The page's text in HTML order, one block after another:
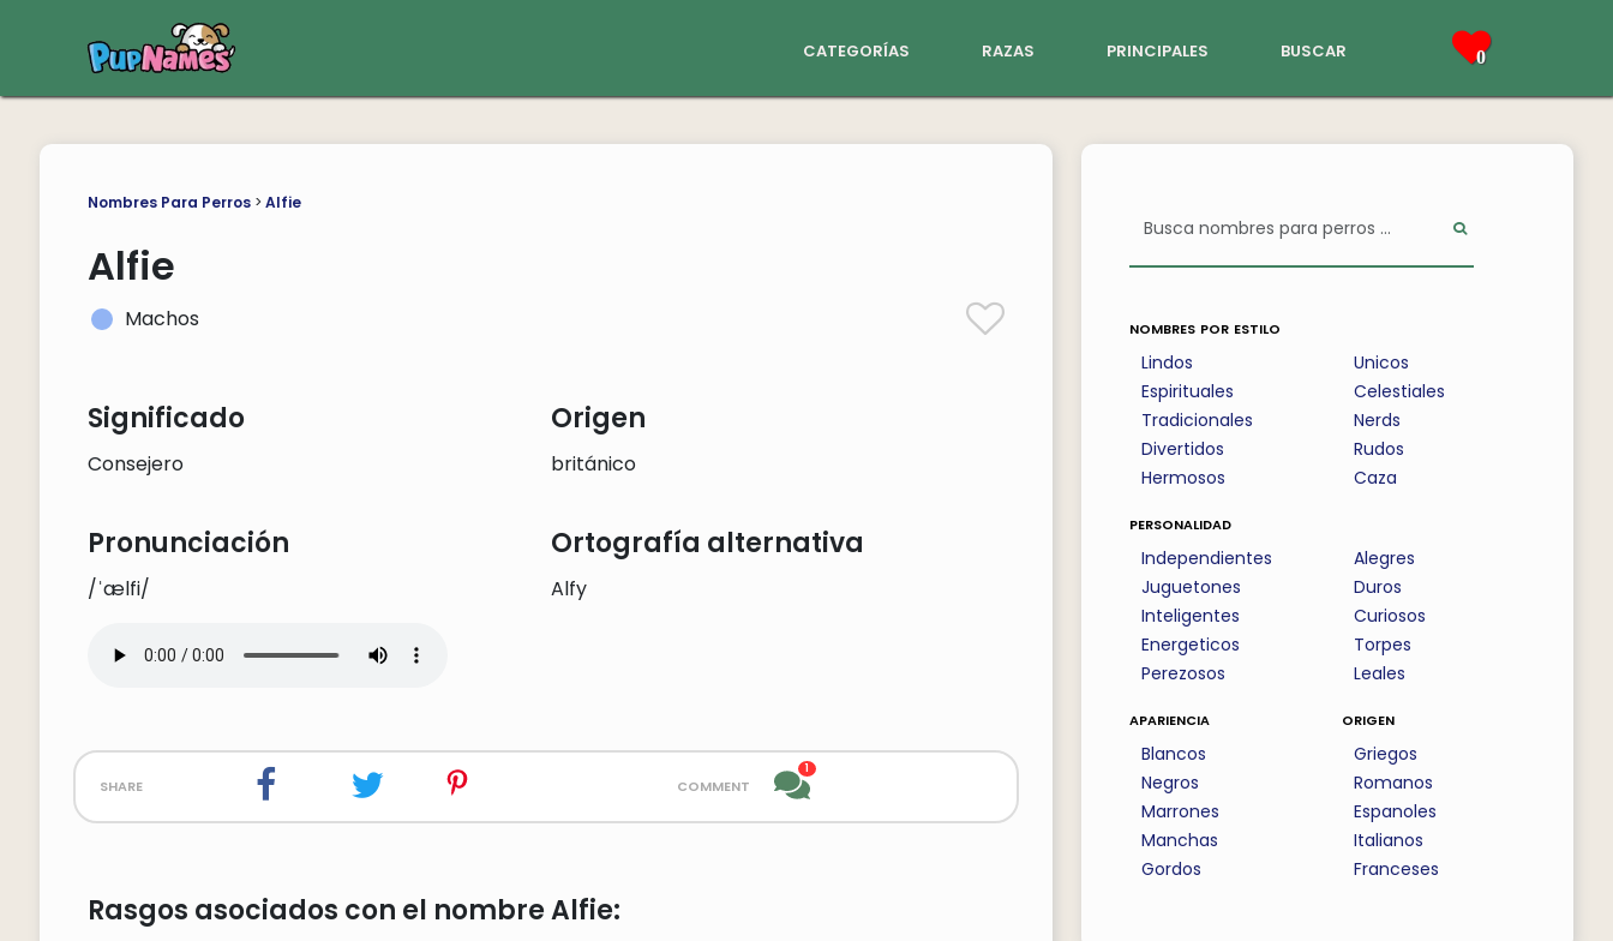
categorías razas principales buscar 0
Nombres Para Perros> Alfie
Alfie
Machos
Significado
Consejero
Origen
británico
Pronunciación
/ˈælfi/
Ortografía alternativa
Alfy
share comment
1
Rasgos asociados con el nombre Alfie:
nombres por estilo
Lindos
Espirituales
Tradicionales
Divertidos
Hermosos
Unicos
Celestiales
Nerds
Rudos
Caza
personalidad
Independientes
Juguetones
Inteligentes
Energeticos
Perezosos
Alegres
Duros
Curiosos
Torpes
Leales
apariencia
Blancos
Negros
Marrones
Manchas
Gordos
origen
Griegos
Romanos
Espanoles
Italianos
Franceses